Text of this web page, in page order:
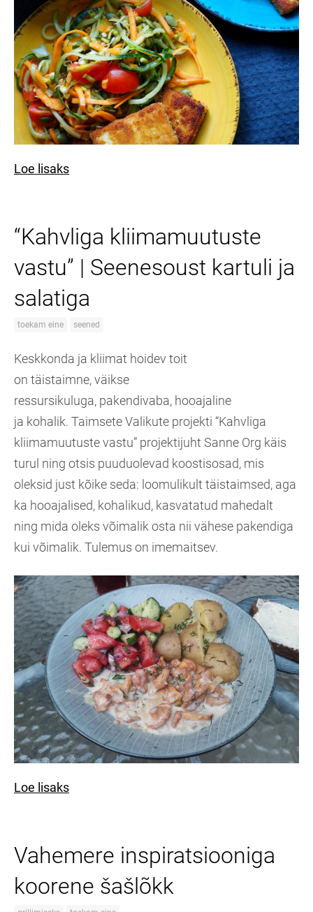
Loe lisaks
“Kahvliga kliimamuutuste
vastu” | Seenesoust kartuli ja
salatiga
toekam eine seened
Keskkonda ja kliimat hoidev toit
on täistaimne,väikse
ressursikuluga, pakendivaba, hooajaline
ja kohalik. Taimsete Valikute projekti “Kahvliga
kliimamuutuste vastu” projektijuht Sanne Org käis
turul ning otsis puuduolevad koostisosad, mis
oleksid just kõike seda: loomulikult täistaimsed, aga
ka hooajalised, kohalikud, kasvatatud mahedalt
ning mida oleks võimalik osta nii vähese pakendiga
kui võimalik. Tulemus on imemaitsev.
Loe lisaks
Vahemere inspiratsiooniga
koorene šašlõkk